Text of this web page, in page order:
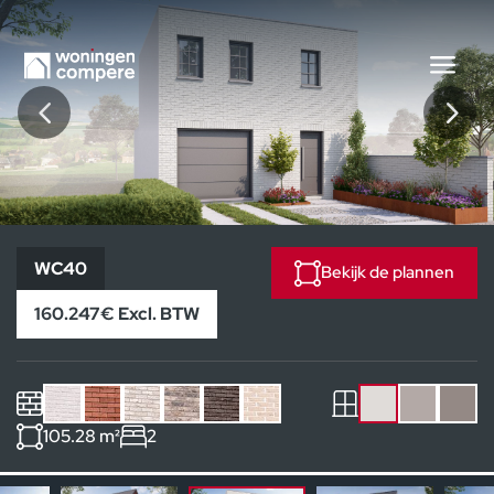
WC40
WC40
160.247€ Excl. BTW
Bekijk de plannen
105.28 m² 2